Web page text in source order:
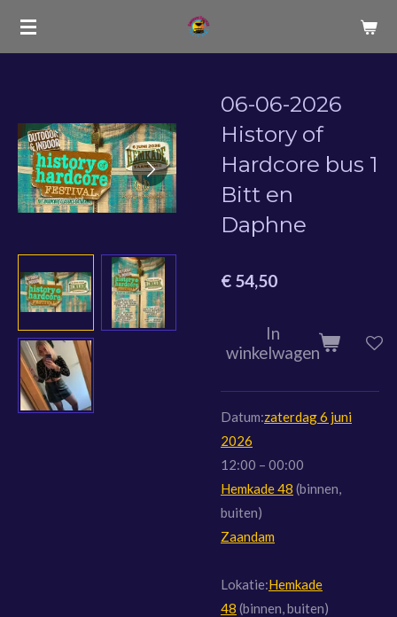
Ga
06-06-2026
History of
Hardcore bus 1
Bitt en
Daphne
€ 54,50
In
winkelwagen
Datum:zaterdag 6 juni
2026
12:00 – 00:00
Hemkade 48 (binnen,
buiten)
Zaandam
Lokatie:Hemkade
48 (binnen, buiten)